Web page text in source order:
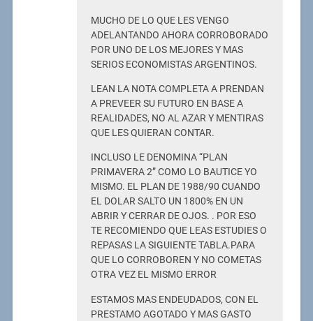
MUCHO DE LO QUE LES VENGO
ADELANTANDO AHORA CORROBORADO
POR UNO DE LOS MEJORES Y MAS
SERIOS ECONOMISTAS ARGENTINOS.
LEAN LA NOTA COMPLETA A PRENDAN
A PREVEER SU FUTURO EN BASE A
REALIDADES, NO AL AZAR Y MENTIRAS
QUE LES QUIERAN CONTAR.
INCLUSO LE DENOMINA “PLAN
PRIMAVERA 2” COMO LO BAUTICE YO
MISMO. EL PLAN DE 1988/90 CUANDO
EL DOLAR SALTO UN 1800% EN UN
ABRIR Y CERRAR DE OJOS. . POR ESO
TE RECOMIENDO QUE LEAS ESTUDIES O
REPASAS LA SIGUIENTE TABLA.PARA
QUE LO CORROBOREN Y NO COMETAS
OTRA VEZ EL MISMO ERROR
ESTAMOS MAS ENDEUDADOS, CON EL
PRESTAMO AGOTADO Y MAS GASTO